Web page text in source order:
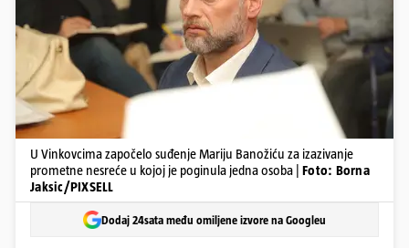
U Vinkovcima započelo suđenje Mariju Banožiću za izazivanje
prometne nesreće u kojoj je poginula jedna osoba | Foto: Borna
Jaksic/PIXSELL
Dodaj 24sata među omiljene izvore na Googleu